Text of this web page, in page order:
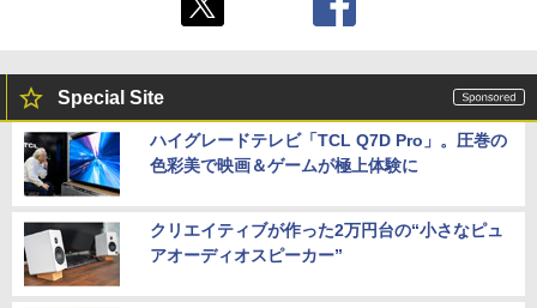
Special Site
ハイグレードテレビ「TCL Q7D Pro」。圧巻の
色彩美で映画＆ゲームが極上体験に
クリエイティブが作った2万円台の“小さなピュ
アオーディオスピーカー”